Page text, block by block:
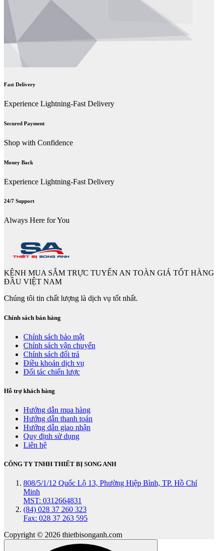
Fast Delivery
Experience Lightning-Fast Delivery
Secured Payment
Shop with Confidence
Money Back
Experience Lightning-Fast Delivery
24/7 Support
Always Here for You
KÊNH MUA SẮM TRỰC TUYẾN AN TOÀN GIÁ TỐT HÀNG
ĐẦU VIỆT NAM
Chúng tôi tin chất lượng là dịch vụ tốt nhất.
Chính sách bán hàng
Chính sách bảo mật
Chính sách vận chuyển
Chính sách đổi trả
Điều khoản dịch vụ
Đối tác chiến lược
Hỗ trợ khách hàng
Hướng dẫn mua hàng
Hướng dẫn thanh toán
Hướng dẫn giao nhận
Quy định sử dụng
Liên hệ
CÔNG TY TNHH THIẾT BỊ SONG ANH
808/5/1/12 Quốc Lộ 13, Phường Hiệp Bình, TP. Hồ Chí
Minh
MST: 0312664831
(84) 028 37 260 323
Fax: 028 37 263 595
Copyright © 2026 thietbisonganh.com